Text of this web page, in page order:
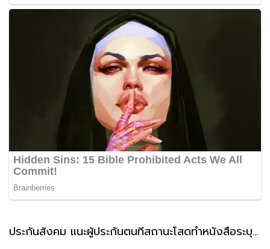
ประกันสังคม แนะผู้ประกันตนที่สถานะโสดทำหนังสือระบุผู้รับเงินสงเคราะห์ กรณีตายล่วงหน้า